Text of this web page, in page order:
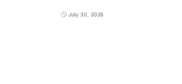
July 30, 2026